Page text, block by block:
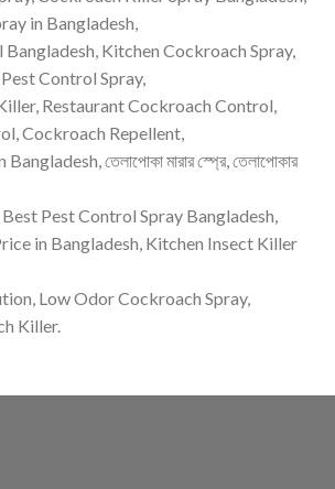
in Bangladesh,
Kitchen Cockroach Spray,
Control Spray,
Restaurant Cockroach Control,
Cockroach Repellent,
তেলাপোকা মারার স্প্রে, তেলাপোকার
Best Pest Control Spray Bangladesh,
in Bangladesh, Kitchen Insect Killer
Low Odor Cockroach Spray,
Killer.